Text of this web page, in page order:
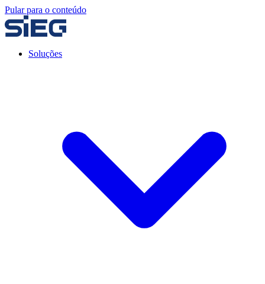
Pular para o conteúdo
Soluções